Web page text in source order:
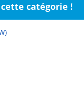
catégorie !